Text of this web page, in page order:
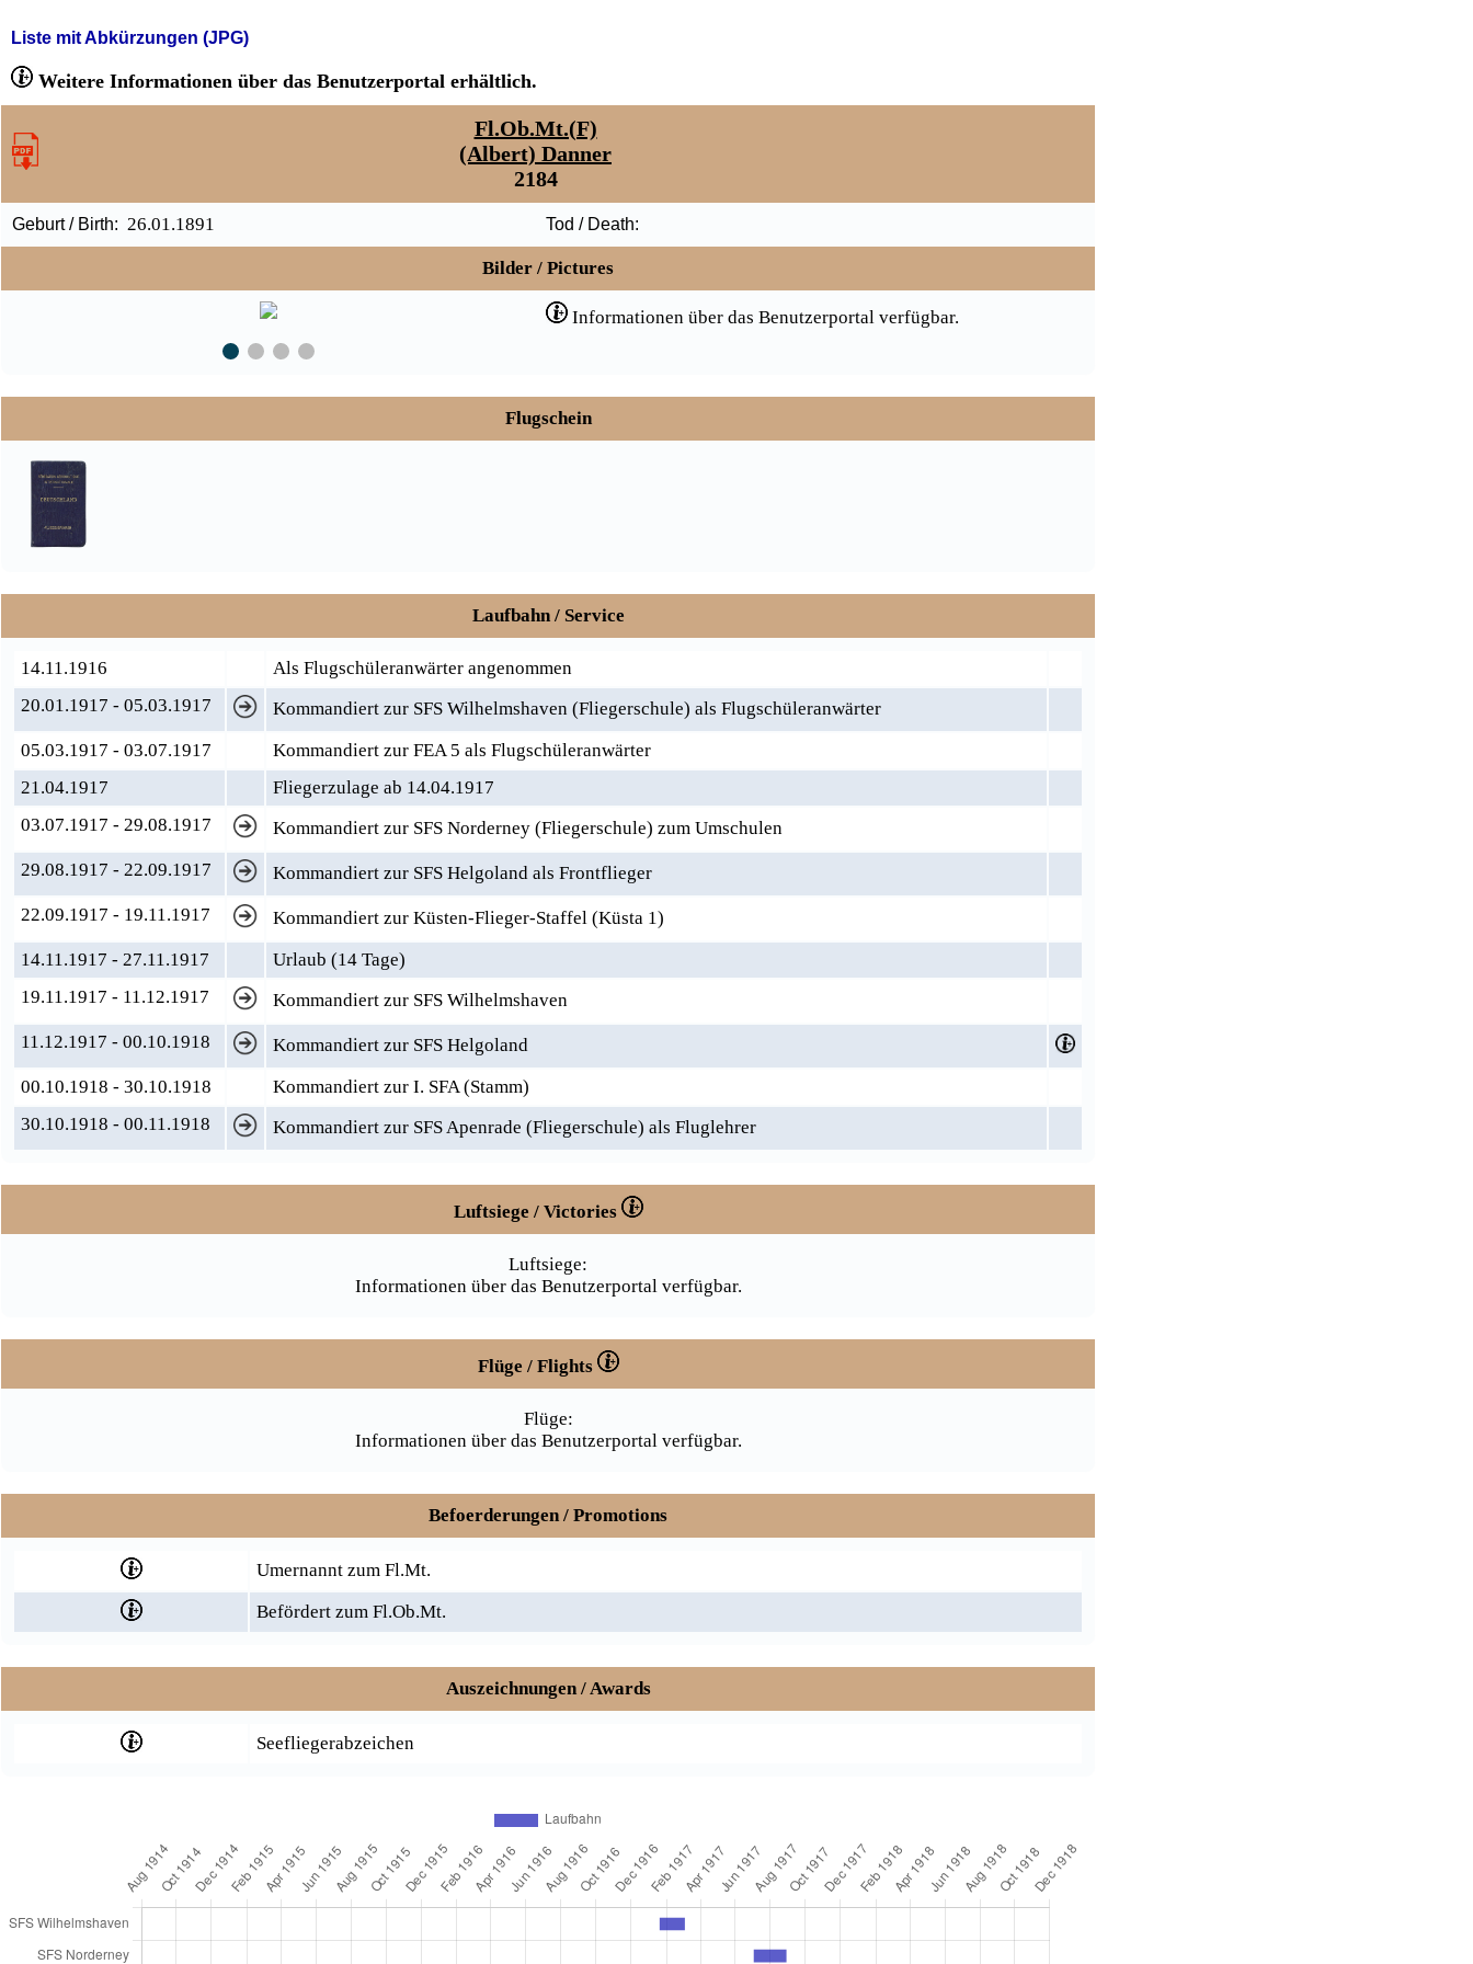
Liste mit Abkürzungen (JPG)
Weitere Informationen über das Benutzerportal erhältlich.
Fl.Ob.Mt.(F)
(Albert) Danner
2184
Geburt / Birth: 26.01.1891 Tod / Death:
Bilder / Pictures
Informationen über das Benutzerportal verfügbar.
Flugschein
Laufbahn / Service
14.11.1916
Als Flugschüleranwärter angenommen
20.01.1917 - 05.03.1917
Kommandiert zur SFS Wilhelmshaven (Fliegerschule) als Flugschüleranwärter
05.03.1917 - 03.07.1917
Kommandiert zur FEA 5 als Flugschüleranwärter
21.04.1917
Fliegerzulage ab 14.04.1917
03.07.1917 - 29.08.1917
Kommandiert zur SFS Norderney (Fliegerschule) zum Umschulen
29.08.1917 - 22.09.1917
Kommandiert zur SFS Helgoland als Frontflieger
22.09.1917 - 19.11.1917
Kommandiert zur Küsten-Flieger-Staffel (Küsta 1)
14.11.1917 - 27.11.1917
Urlaub (14 Tage)
19.11.1917 - 11.12.1917
Kommandiert zur SFS Wilhelmshaven
11.12.1917 - 00.10.1918
Kommandiert zur SFS Helgoland
00.10.1918 - 30.10.1918
Kommandiert zur I. SFA (Stamm)
30.10.1918 - 00.11.1918
Kommandiert zur SFS Apenrade (Fliegerschule) als Fluglehrer
Luftsiege / Victories
Luftsiege:
Informationen über das Benutzerportal verfügbar.
Flüge / Flights
Flüge:
Informationen über das Benutzerportal verfügbar.
Befoerderungen / Promotions
Umernannt zum Fl.Mt.
Befördert zum Fl.Ob.Mt.
Auszeichnungen / Awards
Seefliegerabzeichen